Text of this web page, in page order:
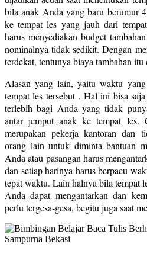
bila anak Anda yang baru berumur
ke tempat les yang jauh dari
harus menyediakan budget
nominalnya tidak sedikit. Dengan
terdekat, tentunya biaya tambahan
Alasan yang lain, yaitu waktu
tempat les tersebut . Hal ini bisa
terlebih bagi Anda yang tidak
antar jemput anak ke tempat les.
merupakan pekerja kantoran dan
orang lain untuk diminta bantuan
Anda atau pasangan harus
dan setiap harinya harus berpacu
tepat waktu. Lain halnya bila tempat
Anda dapat mengantarkan dan
perlu tergesa-gesa, begitu juga saat